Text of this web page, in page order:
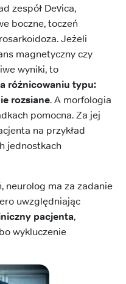
zespół Devica,
boczne, toczeń
Jeżeli
magnetyczny czy
wyniki, to
różnicowaniu typu:
rozsiane. A morfologia
pomocna. Za jej
na przykład
jednostkach
neurolog ma za zadanie
uwzględniając
pacjenta,
wykluczenie